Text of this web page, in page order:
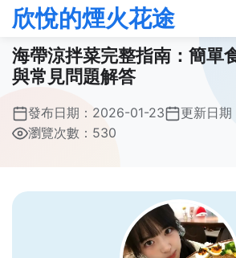
欣悅的煙火花途
海帶涼拌菜完整指南：簡單
與常見問題解答
發布日期： 2026-01-23 更新日期
瀏覽次數：530